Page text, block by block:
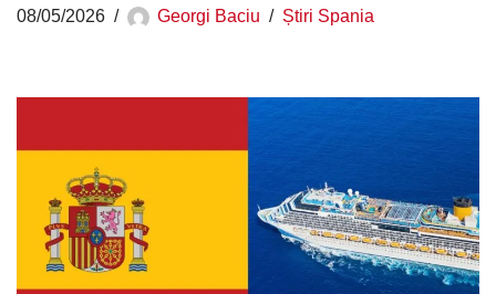
08/05/2026 Georgi Baciu Știri Spania